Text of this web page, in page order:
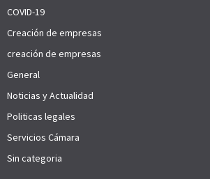
COVID-19
Creación de empresas
creación de empresas
General
Noticias y Actualidad
Politicas legales
Servicios Cámara
Sin categoria